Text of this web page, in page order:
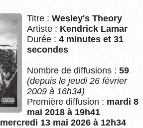
Titre : Wesley's Theory
Artiste : Kendrick Lamar
Durée : 4 minutes et 31
secondes
Nombre de diffusions : 59
(depuis le jeudi 26 février
2009 à 16h34)
Première diffusion : mardi 8
mai 2018 à 19h41
mercredi 13 mai 2026 à 12h34